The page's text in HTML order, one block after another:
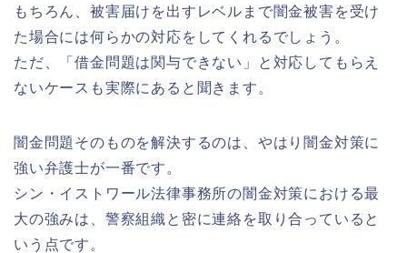
もちろん、被害届けを出すレベルまで闇金被害を受け
た場合には何らかの対応をしてくれるでしょう。
ただ、「借金問題は関与できない」と対応してもらえ
ないケースも実際にあると聞きます。
闇金問題そのものを解決するのは、やはり闇金対策に
強い弁護士が一番です。
シン・イストワール法律事務所の闇金対策における最
大の強みは、警察組織と密に連絡を取り合っていると
いう点です。